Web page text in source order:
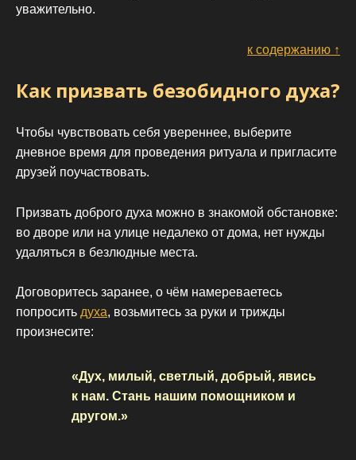
уважительно.
к содержанию ↑
Как призвать безобидного духа?
Чтобы чувствовать себя увереннее, выберите
дневное время для проведения ритуала и пригласите
друзей поучаствовать.
Призвать доброго духа можно в знакомой обстановке:
во дворе или на улице недалеко от дома, нет нужды
удаляться в безлюдные места.
Договоритесь заранее, о чём намереваетесь
попросить духа, возьмитесь за руки и трижды
произнесите:
«Дух, милый, светлый, добрый, явись
к нам. Стань нашим помощником и
другом.»